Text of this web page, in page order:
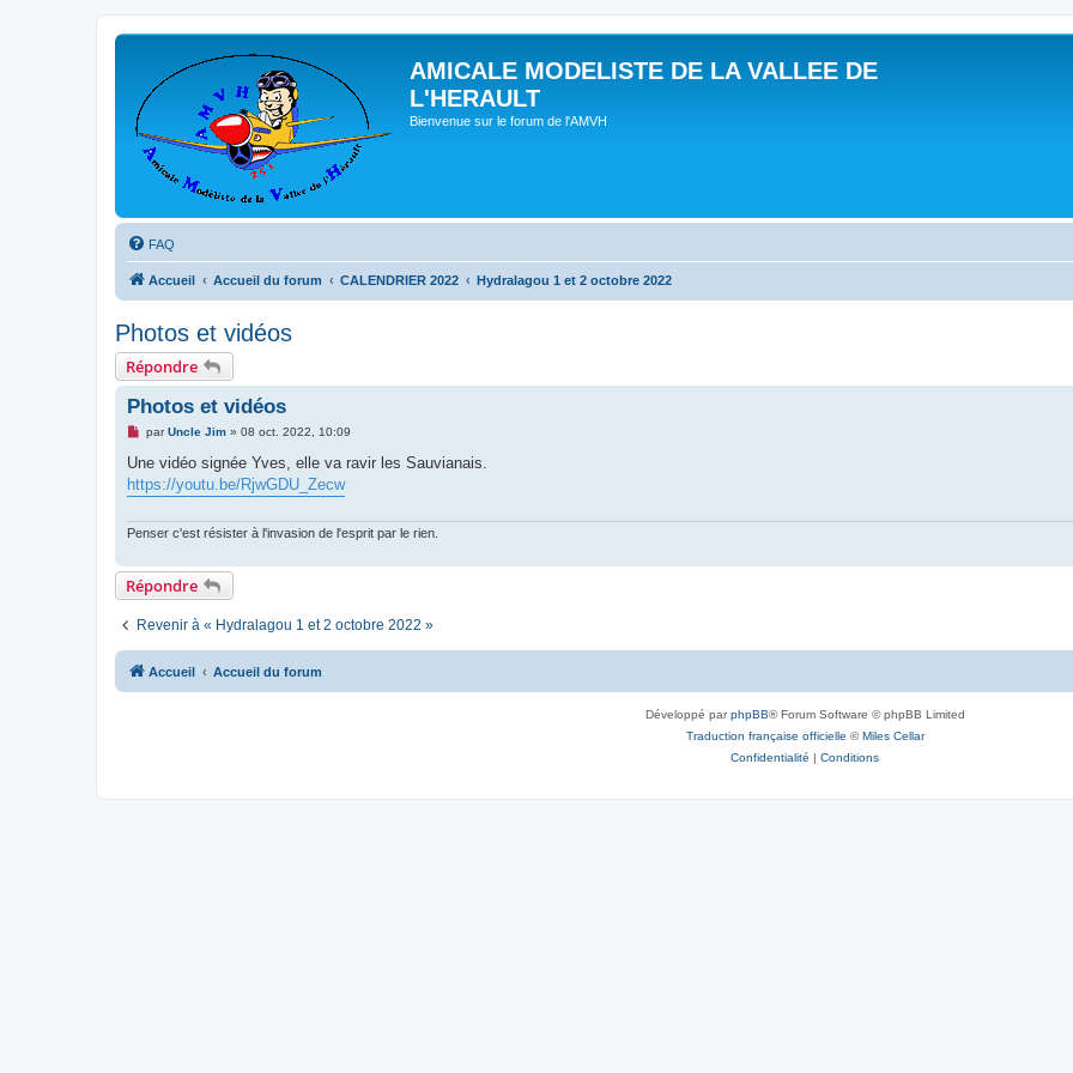
AMICALE MODELISTE DE LA VALLEE DE
L'HERAULT
Bienvenue sur le forum de l'AMVH
FAQ
Accueil Accueil du forum CALENDRIER 2022 Hydralagou 1 et 2 octobre 2022
Photos et vidéos
Répondre
Photos et vidéos
M
s
a
n
l
u
parUncle Jim» 08 oct. 2022, 10:09
Une vidéo signée Yves, elle va ravir les Sauvianais.
https://youtu.be/RjwGDU_Zecw
Penser c'est résister à l'invasion de l'esprit par le rien.
Répondre
Revenir à « Hydralagou 1 et 2 octobre 2022 »
Accueil Accueil du forum
Développé parphpBB® Forum Software © phpBB Limited
Traduction française officielle ©Miles Cellar
Confidentialité | Conditions